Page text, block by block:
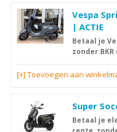
Vespa
| ACTIE
Betaal je
zonder BKR
[+] Toevoegen aan
Super
Betaal je